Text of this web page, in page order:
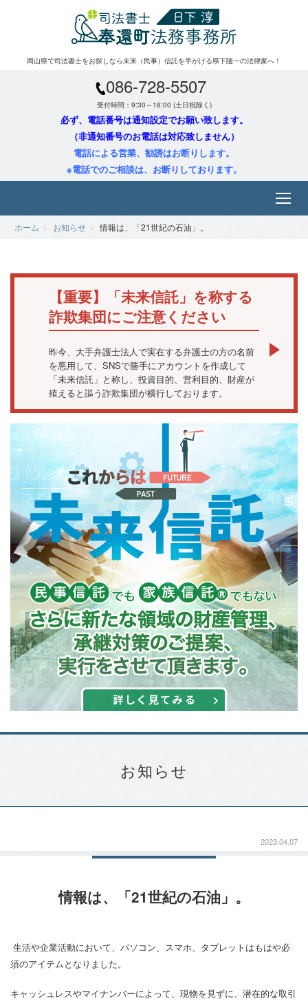
岡山県で司法書士をお探しなら未来（民事）信託を手がける県下随一の法律家へ！
086-728-5507
受付時間：9:30～18:00 (土日祝除く)
必ず、電話番号は通知設定でお願い致します。
（非通知番号のお電話は対応致しません）
電話による営業、勧誘はお断りします。
※電話でのご相談は、お断りしております。
ホーム お知らせ 情報は、「21世紀の石油」。
【重要】「未来信託」を称する
詐欺集団にご注意ください
昨今、大手弁護士法人で実在する弁護士の方の名前
を悪用して、SNSで勝手にアカウントを作成して
「未来信託」と称し、投資目的、営利目的、財産が
殖えると謳う詐欺集団が横行しております。
お知らせ
2023.04.07
情報は、「21世紀の石油」。
生活や企業活動において、パソコン、スマホ、タブレットはもはや必
須のアイテムとなりました。
キャッシュレスやマイナンバーによって、現物を見ずに、潜在的な取引